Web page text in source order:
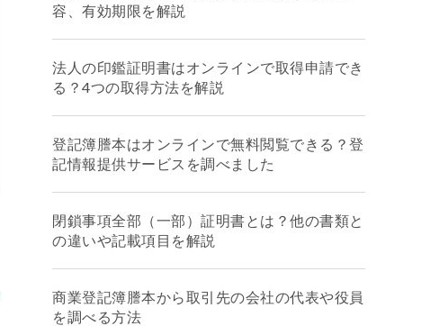
容、有効期限を解説
法人の印鑑証明書はオンラインで取得申請でき
る？4つの取得方法を解説
登記簿謄本はオンラインで無料閲覧できる？登
記情報提供サービスを調べました
閉鎖事項全部（一部）証明書とは？他の書類と
の違いや記載項目を解説
商業登記簿謄本から取引先の会社の代表や役員
を調べる方法